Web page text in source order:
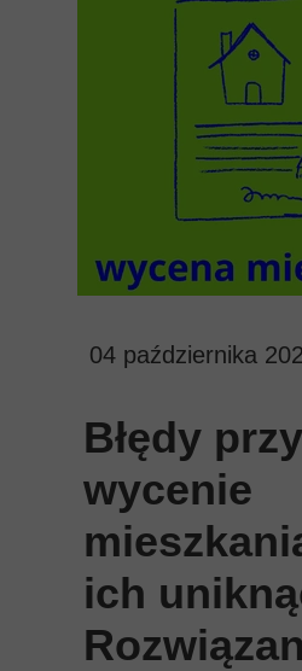
04 października
Błędy przy
wycenie
ich